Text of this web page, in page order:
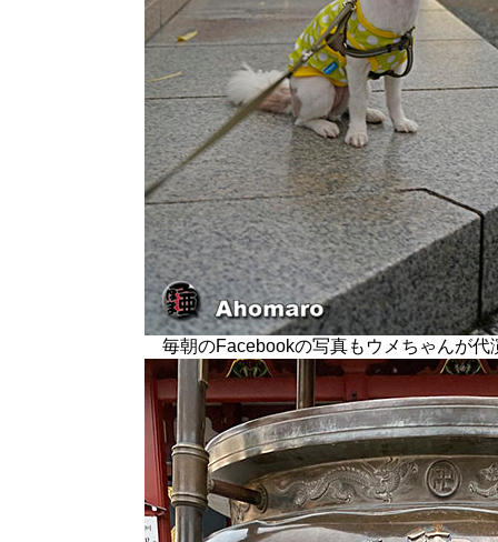
毎朝のFacebookの写真もウメちゃんが代